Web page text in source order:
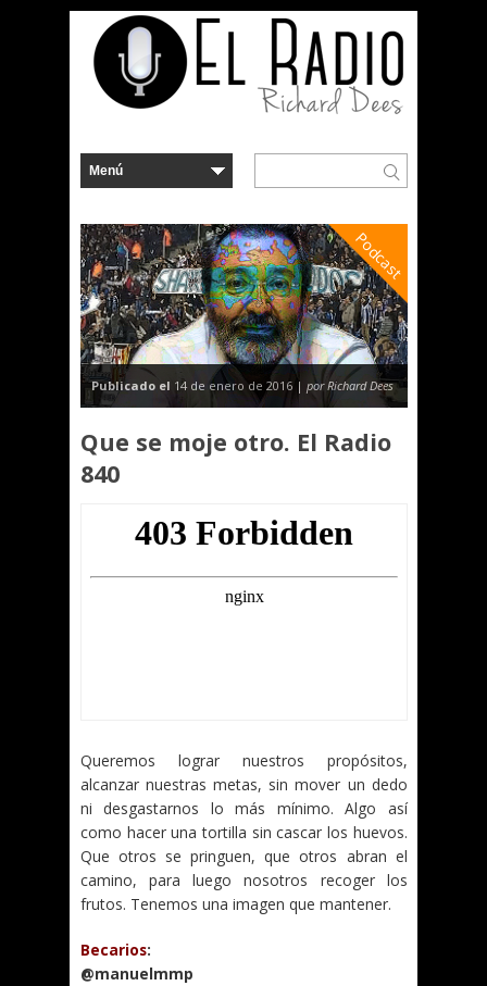
Podcast
Publicado el 14 de enero de 2016 | por Richard Dees
Que se moje otro. El Radio
840
Queremos lograr nuestros propósitos,
alcanzar nuestras metas, sin mover un dedo
ni desgastarnos lo más mínimo. Algo así
como hacer una tortilla sin cascar los huevos.
Que otros se pringuen, que otros abran el
camino, para luego nosotros recoger los
frutos. Tenemos una imagen que mantener.
Becarios:
@manuelmmp